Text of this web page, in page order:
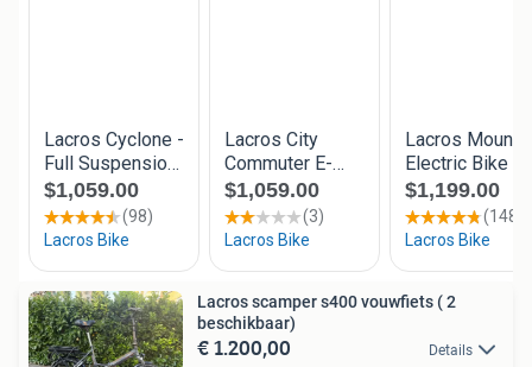
Lacros scamper s400 vouwfiets ( 2
beschikbaar)
€ 1.200,00 Details